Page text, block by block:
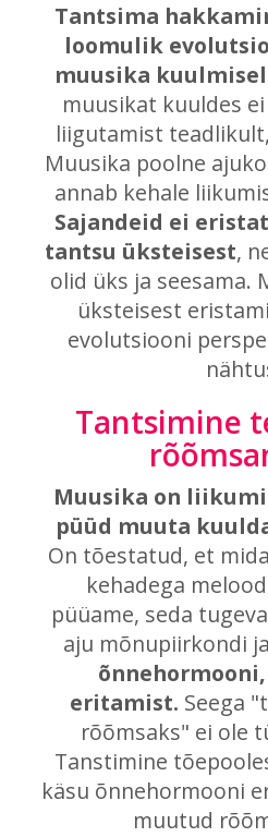
Tantsima
loomulik
muusika
muusikat kuuldes
liigutamist
Muusika poolne
annab kehale
Sajandeid ei
tantsu üksteisest,
olid üks ja seesama.
üksteisest
evolutsiooni
Tantsimine
Muusika on
püüd muuta
On tõestatud, et
kehadega
püüame, seda
aju mõnupiirkondi ja
eritamist. Seega
rõõmsaks" ei ole
Tanstimine
käsu õnnehormooni
muutud